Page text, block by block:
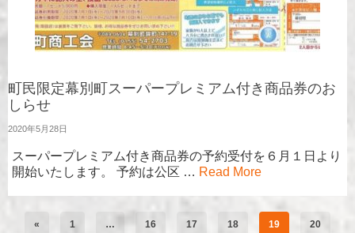
町民限定幕別町スーパープレミアム付き商品券のお
しらせ
2020年5月28日
スーパープレミアム付き商品券の予約受付を６月１日より
開始いたします。 予約は公区 … Read More
« 1 … 16 17 18 19 20